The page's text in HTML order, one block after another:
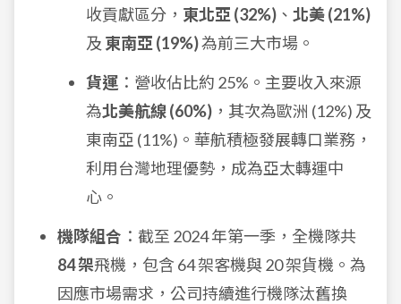
收貢獻區分， 東北亞 (32%) 、 北美 (21%)
及 東南亞 (19%)為前三大市場。
貨運 ：營收佔比約 25%。主要收入來源
為北美航線 (60%) ，其次為歐洲 (12%) 及
東南亞 (11%)。華航積極發展轉口業務，
利用台灣地理優勢，成為亞太轉運中
心。
機隊組合 ：截至 2024 年第一季，全機隊共
84 架飛機，包含 64 架客機與 20 架貨機。為
因應市場需求，公司持續進行機隊汰舊換